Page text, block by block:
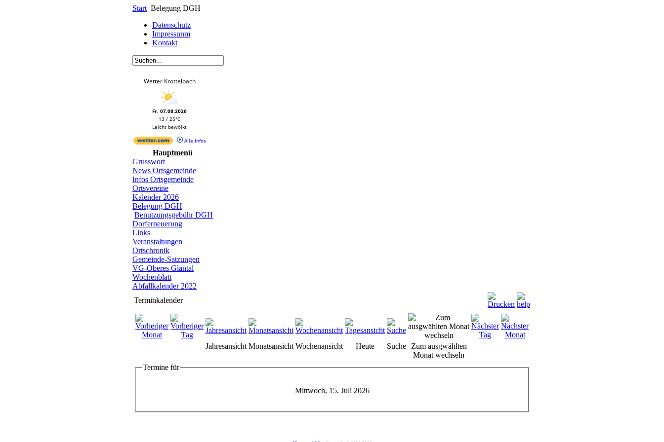
Start Belegung DGH
Datenschutz
Impressunm
Kontakt
Wetter Krottelbach
Fr, 07.08.2026
13 / 25°C
Leicht bewölkt
Alle Infos
Hauptmenü
Grusswort
News Ortsgemeinde
Infos Ortsgemeinde
Ortsvereine
Kalender 2026
Belegung DGH
Benutzungsgebühr DGH
Dorferneuerung
Links
Veranstaltungen
Ortschronik
Gemeinde-Satzungen
VG-Oberes Glantal
Wochenblatt
Abfallkalender 2022
Terminkalender
Jahresansicht Monatsansicht Wochenansicht Heute Suche
Zum ausgwählten
Monat wechseln
Termine für
Mittwoch, 15. Juli 2026